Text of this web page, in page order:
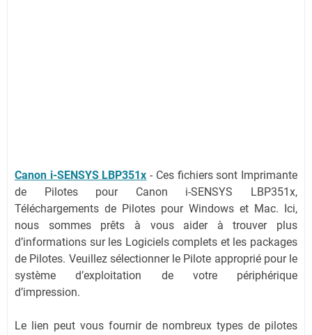
Canon i-SENSYS LBP351x - Ces fichiers sont Imprimante
de Pilotes pour Canon i-SENSYS LBP351x,
Téléchargements de Pilotes pour Windows et Mac. Ici,
nous sommes prêts à vous aider à trouver plus
d’informations sur les Logiciels complets et les packages
de Pilotes. Veuillez sélectionner le Pilote approprié pour le
système d’exploitation de votre périphérique
d’impression.
Le lien peut vous fournir de nombreux types de pilotes